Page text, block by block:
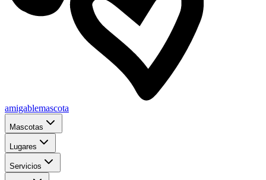
amigablemascota
Mascotas
Lugares
Servicios